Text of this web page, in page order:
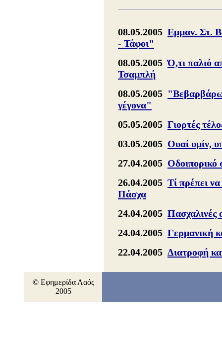
08.05.2005 Εμμαν. Στ.
- Τάφοι"
08.05.2005Ό,τι παλιό
Τσαμπλή
08.05.2005
γέγονα"
05.05.2005 Γιορτές
03.05.2005 Ουαί υμίν,
27.04.2005
26.04.2005 Τί πρέπει
Πάσχα
24.04.2005 Πασχαλινές
24.04.2005 Γερμανική
22.04.2005 Διατροφή
© Εφημερίδα Λαός
2005